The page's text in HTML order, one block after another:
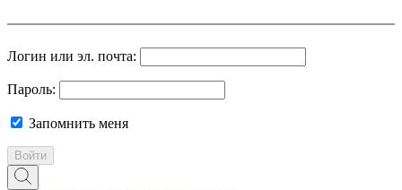
Логин или эл. почта:
Пароль:
Запомнить меня
Войти